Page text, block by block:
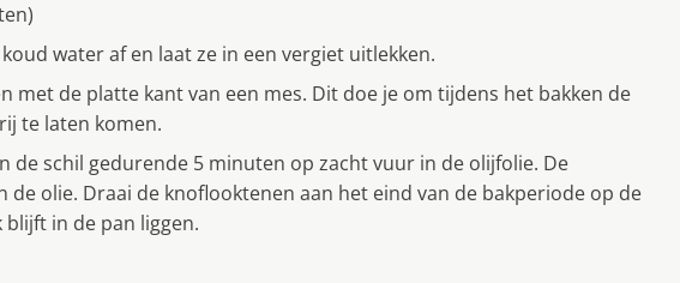
water af en laat ze in een vergiet uitlekken.
met de platte kant van een mes. Dit doe je om tijdens het bakken de
te laten komen.
de schil gedurende 5 minuten op zacht vuur in de olijfolie. De
de olie. Draai de knoflooktenen aan het eind van de bakperiode op de
in de pan liggen.